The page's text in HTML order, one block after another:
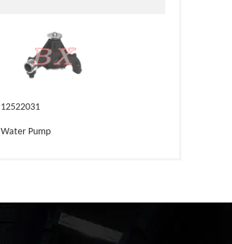
12522031
Water Pump